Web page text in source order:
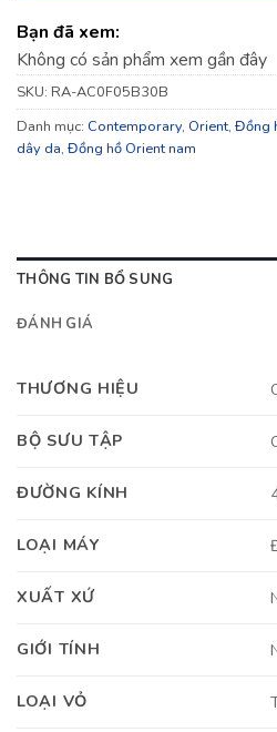
Bạn đã xem:
Không có sản phẩm xem gần đây
SKU: RA-AC0F05B30B
Danh mục: Contemporary, Orient, Đồng
dây da, Đồng hồ Orient nam
THÔNG TIN BỔ SUNG
ĐÁNH GIÁ
THƯƠNG HIỆU
BỘ SƯU TẬP
ĐƯỜNG KÍNH
LOẠI MÁY
XUẤT XỨ
GIỚI TÍNH
LOẠI VỎ